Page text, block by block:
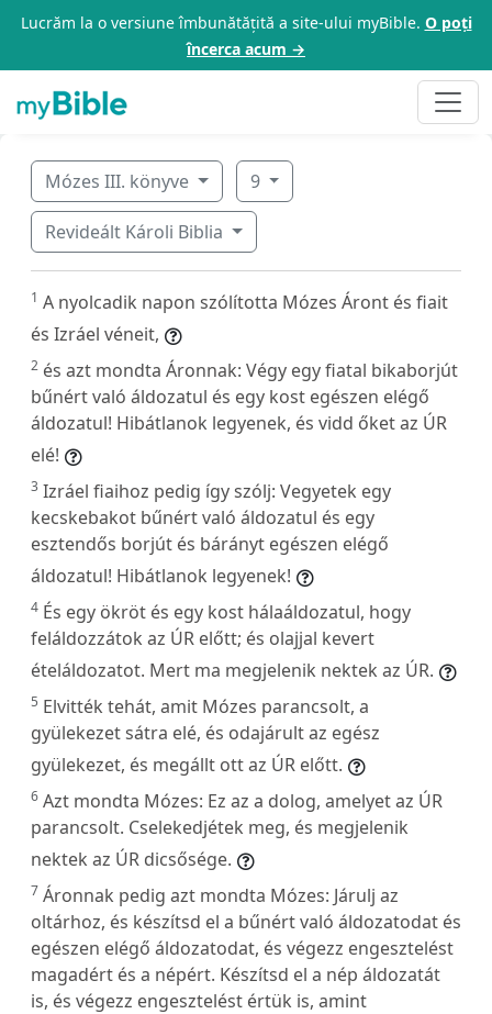
Lucrăm la o versiune îmbunătățită a site-ului myBible. O poți
încerca acum →
Mózes III. könyve 9
Revideált Károli Biblia
1 A nyolcadik napon szólította Mózes Áront és fiait
és Izráel véneit,
2 és azt mondta Áronnak: Végy egy fiatal bikaborjút
bűnért való áldozatul és egy kost egészen elégő
áldozatul! Hibátlanok legyenek, és vidd őket az ÚR
elé!
3 Izráel fiaihoz pedig így szólj: Vegyetek egy
kecskebakot bűnért való áldozatul és egy
esztendős borjút és bárányt egészen elégő
áldozatul! Hibátlanok legyenek!
4 És egy ökröt és egy kost hálaáldozatul, hogy
feláldozzátok az ÚR előtt; és olajjal kevert
ételáldozatot. Mert ma megjelenik nektek az ÚR.
5 Elvitték tehát, amit Mózes parancsolt, a
gyülekezet sátra elé, és odajárult az egész
gyülekezet, és megállt ott az ÚR előtt.
6 Azt mondta Mózes: Ez az a dolog, amelyet az ÚR
parancsolt. Cselekedjétek meg, és megjelenik
nektek az ÚR dicsősége.
7 Áronnak pedig azt mondta Mózes: Járulj az
oltárhoz, és készítsd el a bűnért való áldozatodat és
egészen elégő áldozatodat, és végezz engesztelést
magadért és a népért. Készítsd el a nép áldozatát
is, és végezz engesztelést értük is, amint